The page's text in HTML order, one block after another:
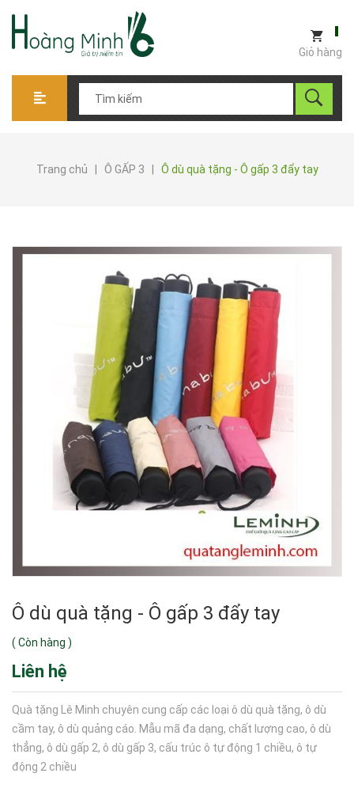
Giỏ hàng
Trang chủ Ô GẤP 3 Ô dù quà tặng - Ô gấp 3 đẩy tay
Ô dù quà tặng - Ô gấp 3 đẩy tay
( Còn hàng )
Liên hệ
Quà tặng Lê Minh chuyên cung cấp các loại ô dù quà tặng, ô dù
cầm tay, ô dù quảng cáo. Mẫu mã đa dạng, chất lượng cao, ô dù
thẳng, ô dù gấp 2, ô dù gấp 3, cấu trúc ô tự động 1 chiều, ô tự
động 2 chiều